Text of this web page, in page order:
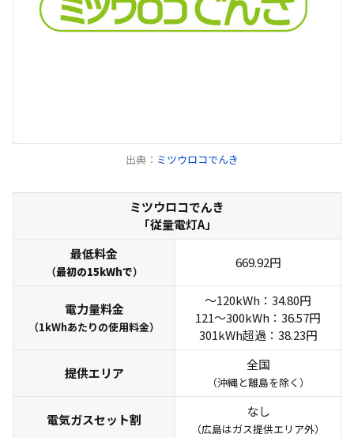
出典： ミツウロコでんき
ミツウロコでんき
「従量電灯A」
最低料金
（最初の15kWhで）
669.92円
電力量料金
（1kWhあたりの使用料金）
～120kWh：34.80円
121～300kWh：36.57円
301kWh超過：38.23円
提供エリア
全国
（沖縄と離島を除く）
電気ガスセット割
なし
（広島はガス提供エリア外）